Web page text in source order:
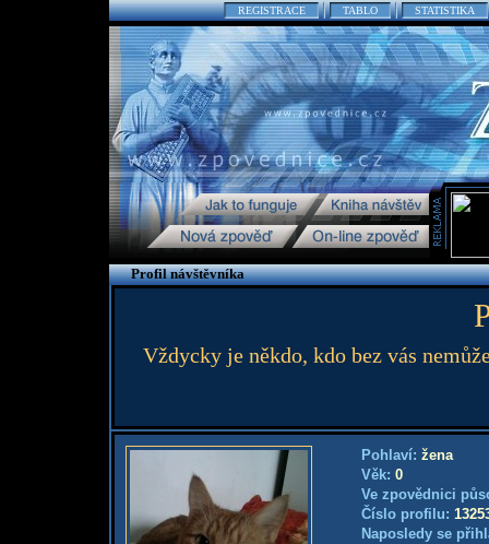
REGISTRACE TABLO STATISTIKA
Profil návštěvníka
Vždycky je někdo, kdo bez vás
Pohlaví: žena
Věk: 0
Ve zpovědnici
Číslo profilu:
Naposledy se